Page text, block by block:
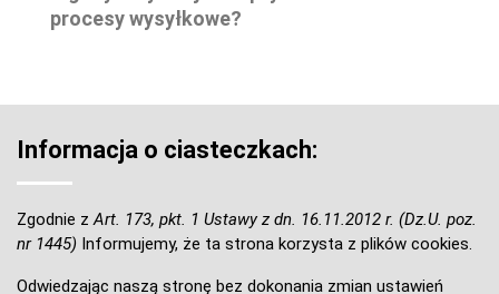
procesy wysyłkowe?
Informacja o ciasteczkach:
Zgodnie zArt. 173, pkt. 1 Ustawy z dn. 16.11.2012 r. (Dz.U. poz.
nr 1445) Informujemy, że ta strona korzysta z plików cookies.
Odwiedzając naszą stronę bez dokonania zmian ustawień